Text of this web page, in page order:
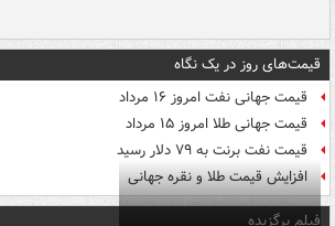
قیمت‌های روز در یک نگاه
قیمت جهانی نفت امروز ۱۶ مرداد
قیمت جهانی طلا امروز ۱۵ مرداد
قیمت نفت برنت به ۷۹ دلار رسید
افزایش قیمت طلا و نقره جهانی
فیلم برگزیده